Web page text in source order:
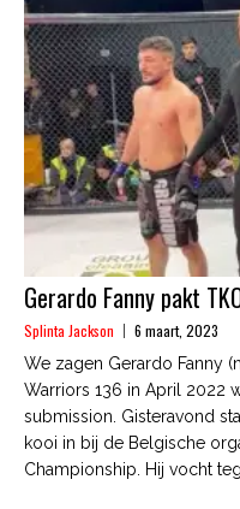
Gerardo Fanny pakt
Splinta Jackson 6 maart, 2023
We zagen Gerardo Fanny
Warriors 136 in April 2022
submission. Gisteravond
kooi in bij de Belgische
Championship. Hij vocht